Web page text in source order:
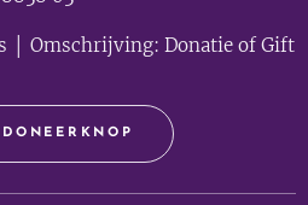
│ Omschrijving: Donatie of Gift